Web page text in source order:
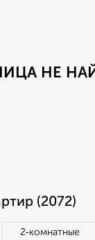
НЕ
(2072)
2‑комнатные